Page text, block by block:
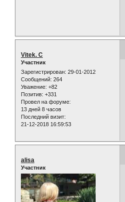
Vitek. C
Участник
Зарегистрирован: 29-01-2012
Сообщений: 264
Уважение: +82
Позитив: +331
Провел на форуме:
13 дней 8 часов
Последний визит:
21-12-2018 16:59:53
alisa
Участник